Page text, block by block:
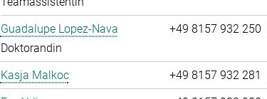
Guadalupe Lopez-Nava
Doktorandin
+49 8157 932 250
Kasja Malkoc +49 8157 932 281